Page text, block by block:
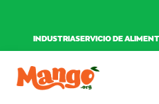
INDUSTRIASERVICIO DE
Navegación